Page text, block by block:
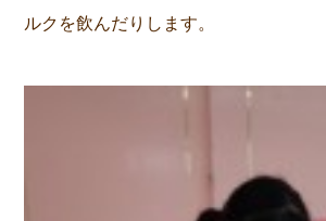
ルクを飲んだりします。